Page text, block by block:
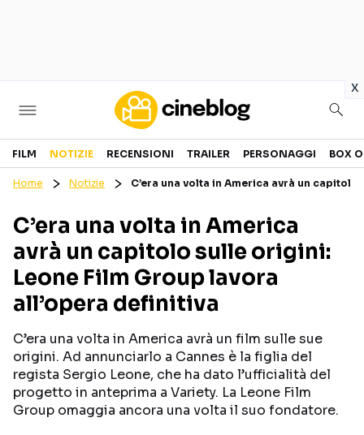
x
Cinema
GENERI
PERSONAGGI
CANALI STREAMING
Categorie
NOTIZIE
CURIOSITÀ
RECENSIONI
TRAILER
BOX OFFICE
FILM NOTIZIE RECENSIONI TRAILER PERSONAGGI BOX
Home Notizie C’era una volta in America avrà un
C’era una volta in America
avrà un capitolo sulle origini:
Leone Film Group lavora
all’opera definitiva
C’era una volta in America avrà un film sulle sue
origini. Ad annunciarlo a Cannes è la figlia del
regista Sergio Leone, che ha dato l’ufficialità del
progetto in anteprima a Variety. La Leone Film
Group omaggia ancora una volta il suo fondatore.